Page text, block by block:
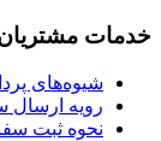
خدمات
شیوه‌های
رویه
نحوه ثبت